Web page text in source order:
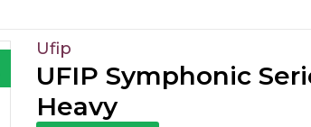
Ufip
UFIP Symphonic
Heavy